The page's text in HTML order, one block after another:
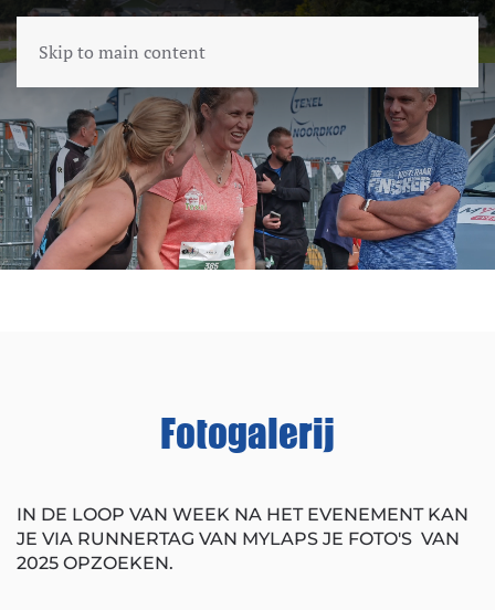
Skip to main content
Fotogalerij
IN DE LOOP VAN WEEK NA HET EVENEMENT KAN
JE VIA RUNNERTAG VAN MYLAPS JE FOTO'S VAN
2025 OPZOEKEN.